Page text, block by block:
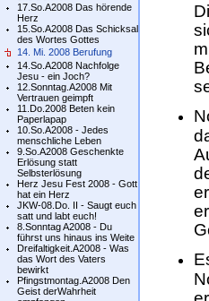
17.So.A2008 Das hörende
Herz
15.So.A2008 Das Schicksal
des Wortes Gottes
14. Mi. 2008 Berufung
14.So.A2008 Nachfolge
Jesu - ein Joch?
12.Sonntag.A2008 Mit
Vertrauen geimpft
11.Do.2008 Beten kein
Paperlapap
10.So.A2008 - Jedes
menschliche Leben
9.So.A2008 Geschenkte
Erlösung statt
Selbsterlösung
Herz Jesu Fest 2008 - Gott
hat ein Herz
JKW-08.Do. II - Saugt euch
satt und labt euch!
8.Sonntag A2008 - Du
führst uns hinaus ins Weite
Dreifaltigkeit.A2008 - Was
das Wort des Vaters
bewirkt
Pfingstmontag.A2008 Den
Geist derWahrheit